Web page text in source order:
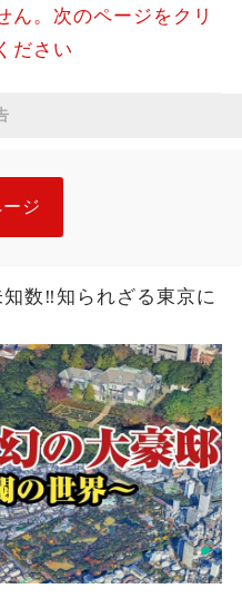
ん。次のページをクリ
ださい
ジ
数‼︎知られざる東京に